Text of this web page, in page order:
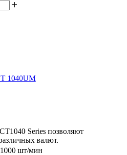
1040UM
Series позволяют
валют.
1000 шт/мин